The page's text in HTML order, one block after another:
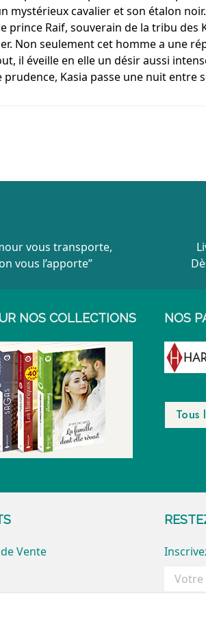
mystérieux cavalier et son étalon
prince Raif, souverain de la tribu des
Non seulement cet homme a une
il éveille en elle un désir aussi
prudence, Kasia passe une nuit entre
vous transporte,
vous l’apporte’’
NOS COLLECTIONS NOS
Tous
Vente